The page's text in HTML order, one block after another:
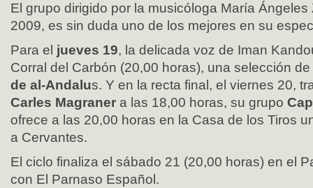
El grupo dirigido por la musicóloga María
2009, es sin duda uno de los mejores en su
Para el jueves 19, la delicada voz de Iman
Corral del Carbón (20,00 horas), una selección de
de al-Andalus. Y en la recta final, el viernes 20,
Carles Magraner a las 18,00 horas, su grupo
ofrece a las 20,00 horas en la Casa de los Tiros
a Cervantes.
El ciclo finaliza el sábado 21 (20,00 horas) en el
con El Parnaso Español.